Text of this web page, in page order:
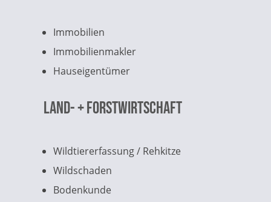
Immobilien
Immobilienmakler
Hauseigentümer
Land- + Forstwirtschaft
Wildtiererfassung / Rehkitze
Wildschaden
Bodenkunde